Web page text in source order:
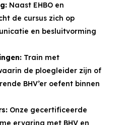
Naast EHBO en
de cursus zich op
en besluitvorming
Train met
de ploegleider zijn of
BHV’er oefent binnen
Onze gecertificeerde
ervaring met BHV en